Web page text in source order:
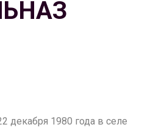
декабря 1980 года в селе